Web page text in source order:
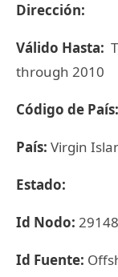
Dirección:
Válido Hasta:
through 2010
Código de País:
País: Virgin
Estado:
Id Nodo:
Id Fuente: